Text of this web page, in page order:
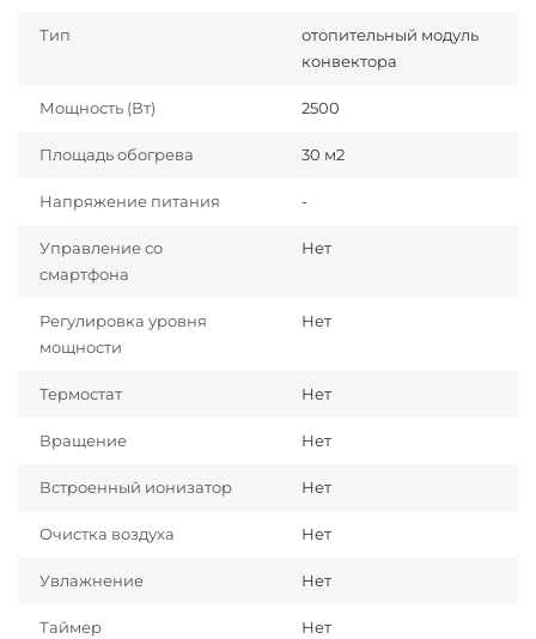
Тип
отопительный модуль
конвектора
Мощность (Вт) 2500
Площадь обогрева 30 м2
Напряжение питания -
Управление со
смартфона
Нет
Регулировка уровня
мощности
Нет
Термостат Нет
Вращение Нет
Встроенный ионизатор Нет
Очистка воздуха Нет
Увлажнение Нет
Таймер Нет